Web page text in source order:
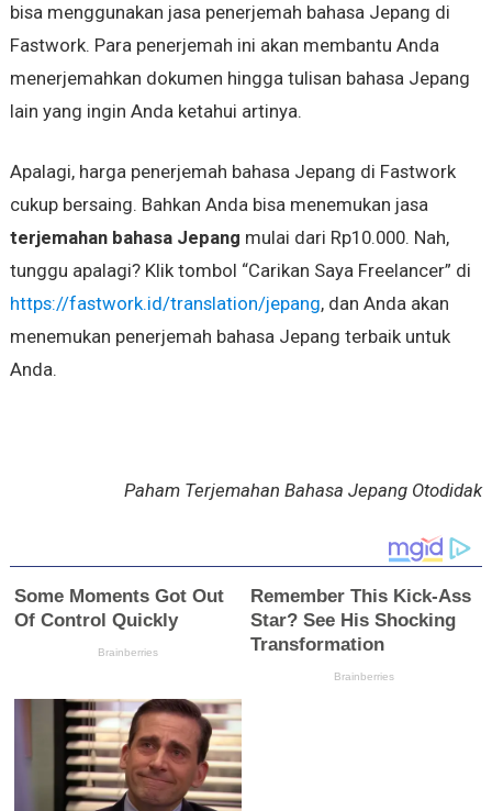
bisa menggunakan jasa penerjemah bahasa Jepang di
Fastwork. Para penerjemah ini akan membantu Anda
menerjemahkan dokumen hingga tulisan bahasa Jepang
lain yang ingin Anda ketahui artinya.
Apalagi, harga penerjemah bahasa Jepang di Fastwork
cukup bersaing. Bahkan Anda bisa menemukan jasa
terjemahan bahasa Jepang mulai dari Rp10.000. Nah,
tunggu apalagi? Klik tombol “Carikan Saya Freelancer” di
https://fastwork.id/translation/jepang, dan Anda akan
menemukan penerjemah bahasa Jepang terbaik untuk
Anda.
Paham Terjemahan Bahasa Jepang Otodidak